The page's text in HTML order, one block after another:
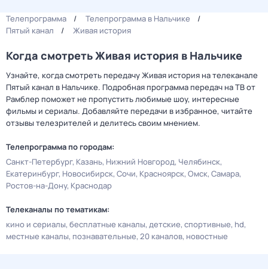
Телепрограмма
Телепрограмма в Нальчике
Пятый канал
Живая история
Когда смотреть Живая история в Нальчике
Узнайте, когда смотреть передачу Живая история на телеканале
Пятый канал в Нальчике. Подробная программа передач на ТВ от
Рамблер поможет не пропустить любимые шоу, интересные
фильмы и сериалы. Добавляйте передачи в избранное, читайте
отзывы телезрителей и делитесь своим мнением.
Телепрограмма по городам:
Санкт-Петербург Казань Нижний Новгород Челябинск
Екатеринбург Новосибирск Сочи Красноярск Омск Самара
Ростов-на-Дону Краснодар
Телеканалы по тематикам:
кино и сериалы бесплатные каналы детские спортивные hd
местные каналы познавательные 20 каналов новостные